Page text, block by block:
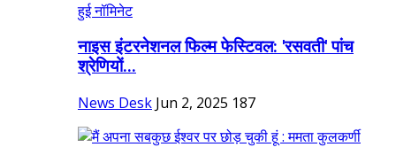
नाइस इंटरनेशनल फिल्म फेस्टिवल: 'रसवती' पांच
श्रेणियों...
News Desk Jun 2, 2025 187